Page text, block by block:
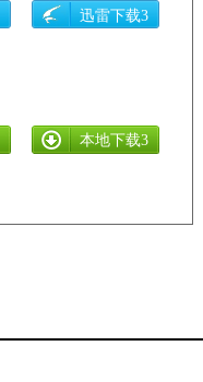
迅雷下载3
本地下载3